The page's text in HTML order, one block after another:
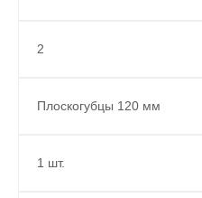
2
Плоскогубцы 120 мм
1 шт.